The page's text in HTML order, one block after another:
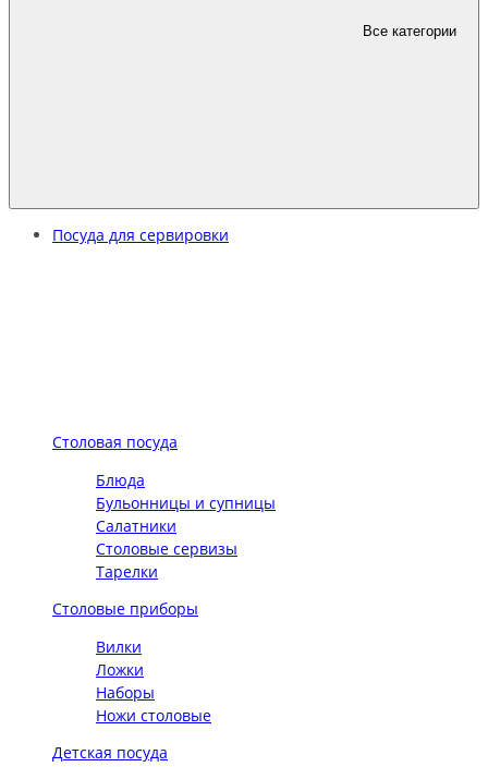
Все категории
Посуда для сервировки
Столовая посуда
Блюда
Бульонницы и супницы
Салатники
Столовые сервизы
Тарелки
Столовые приборы
Вилки
Ложки
Наборы
Ножи столовые
Детская посуда